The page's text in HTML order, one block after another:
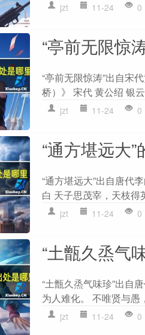
jzt 11-24 0
“亭前无限惊
“亭前无限惊涛”出自宋
桥）》 宋代 黄公绍 银
jzt 11-24 0
“通方堪远大
“通方堪远大”出自唐代
白 天子思茂宰，天枝得
jzt 11-24 0
“土甑久烝气
“土甑久烝气味珍”出自
为人难化。 不唯贤与愚
jzt 11-24 0